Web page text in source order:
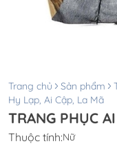
Trang chủ Sản phẩm
Hy Lạp, Ai Cập, La Mã
TRANG PHỤC
Thuộc tính:Nữ